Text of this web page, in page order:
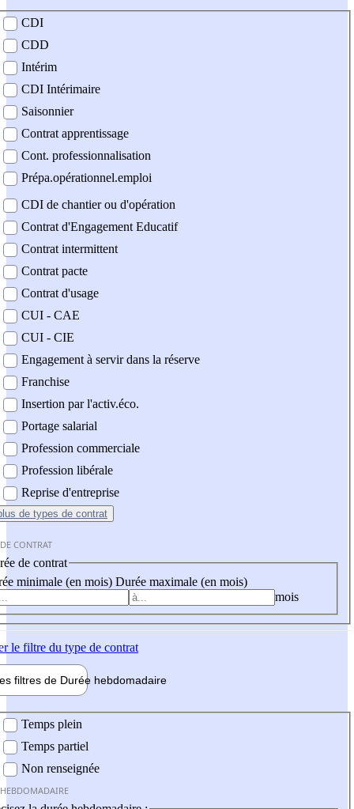
contrat
CDI
CDD
Intérim
CDI Intérimaire
Saisonnier
Contrat apprentissage
Cont. professionnalisation
Prépa.opérationnel.emploi
CDI de chantier ou d'opération
Contrat d'Engagement Educatif
Contrat intermittent
Contrat pacte
Contrat d'usage
CUI - CAE
CUI - CIE
Engagement à servir dans la réserve
Franchise
Insertion par l'activ.éco.
Portage salarial
Profession commerciale
Profession libérale
Reprise d'entreprise
de types de contrat
CONTRAT
de contrat
minimale (en mois) Durée maximale (en mois)
mois
le filtre du type de contrat
filtres de Durée hebdomadaire
Temps plein
Temps partiel
Non renseignée